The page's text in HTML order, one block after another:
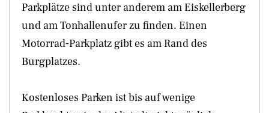
Parkplätze sind unter anderem am Eiskellerberg
und am Tonhallenufer zu finden. Einen
Motorrad-Parkplatz gibt es am Rand des
Burgplatzes.
Kostenloses Parken ist bis auf wenige